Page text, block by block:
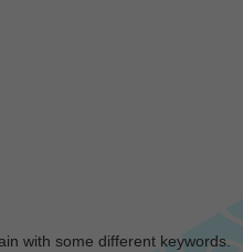
with some different keywords.